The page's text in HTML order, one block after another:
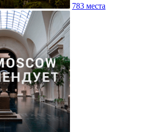
783 места